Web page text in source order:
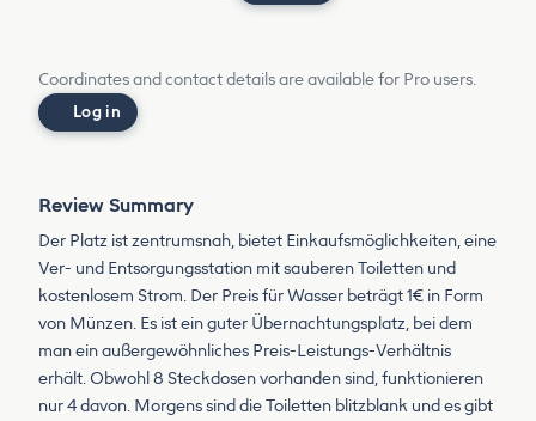
Coordinates and contact details are available for Pro users.
Log in
Review Summary
Der Platz ist zentrumsnah, bietet Einkaufsmöglichkeiten, eine
Ver- und Entsorgungsstation mit sauberen Toiletten und
kostenlosem Strom. Der Preis für Wasser beträgt 1€ in Form
von Münzen. Es ist ein guter Übernachtungsplatz, bei dem
man ein außergewöhnliches Preis-Leistungs-Verhältnis
erhält. Obwohl 8 Steckdosen vorhanden sind, funktionieren
nur 4 davon. Morgens sind die Toiletten blitzblank und es gibt